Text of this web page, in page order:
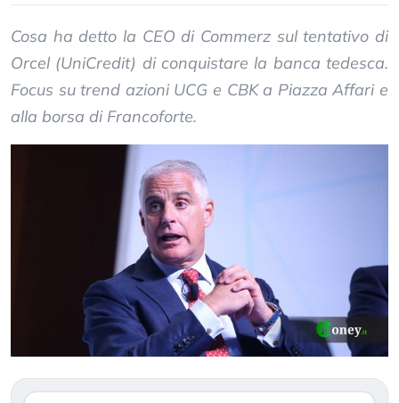
Cosa ha detto la CEO di Commerz sul tentativo di
Orcel (UniCredit) di conquistare la banca tedesca.
Focus su trend azioni UCG e CBK a Piazza Affari e
alla borsa di Francoforte.